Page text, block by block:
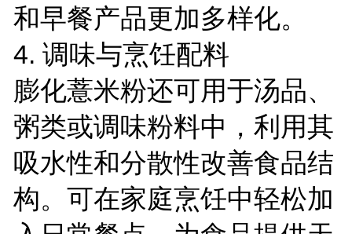
和早餐产品更加多样化。
4. 调味与烹饪配料
膨化薏米粉还可用于汤品、
粥类或调味粉料中，利用其
吸水性和分散性改善食品结
构。可在家庭烹饪中轻松加